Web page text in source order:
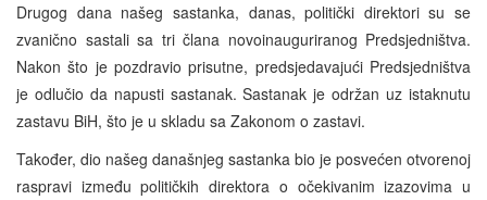
Drugog dana našeg sastanka, danas, politički direktori su se
zvanično sastali sa tri člana novoinauguriranog Predsjedništva.
Nakon što je pozdravio prisutne, predsjedavajući Predsjedništva
je odlučio da napusti sastanak. Sastanak je održan uz istaknutu
zastavu BiH, što je u skladu sa Zakonom o zastavi.
Također, dio našeg današnjeg sastanka bio je posvećen otvorenoj
raspravi između političkih direktora o očekivanim izazovima u